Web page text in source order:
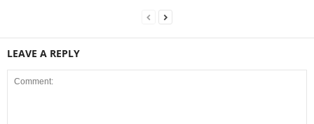
LEAVE A REPLY